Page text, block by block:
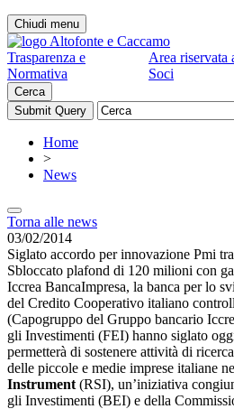
Chiudi menu
Trasparenza e
Normativa
Area riservata
Soci
Cerca
Home
>
News
Torna alle news
03/02/2014
Siglato accordo per innovazione Pmi
Sbloccato plafond di 120 milioni con
Iccrea BancaImpresa, la banca per lo
del Credito Cooperativo italiano
(Capogruppo del Gruppo bancario
gli Investimenti (FEI) hanno siglato
permetterà di sostenere attività di
delle piccole e medie imprese italiane
Instrument (RSI), un’iniziativa
gli Investimenti (BEI) e della